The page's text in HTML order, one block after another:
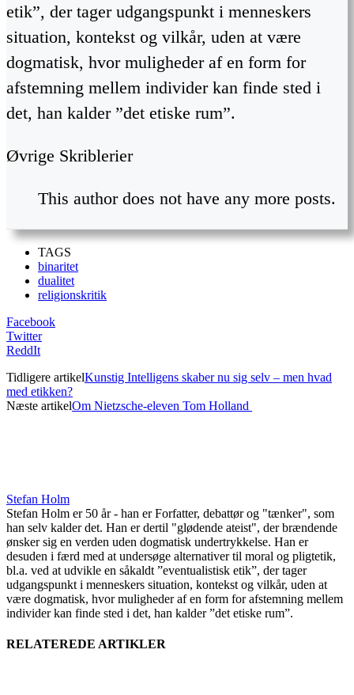
etik”, der tager udgangspunkt i menneskers
situation, kontekst og vilkår, uden at være
dogmatisk, hvor muligheder af en form for
afstemning mellem individer kan finde sted i
det, han kalder ”det etiske rum”.
Øvrige Skriblerier
This author does not have any more posts.
TAGS
binaritet
dualitet
religionskritik
Facebook
Twitter
ReddIt
Tidligere artikelKunstig Intelligens skaber nu sig selv – men hvad
med etikken?
Næste artikelOm Nietzsche-eleven Tom Holland
Stefan Holm
Stefan Holm er 50 år - han er Forfatter, debattør og "tænker", som
han selv kalder det. Han er dertil "glødende ateist", der brændende
ønsker sig en verden uden dogmatisk undertrykkelse. Han er
desuden i færd med at undersøge alternativer til moral og pligtetik,
bl.a. ved at udvikle en såkaldt ”eventualistisk etik”, der tager
udgangspunkt i menneskers situation, kontekst og vilkår, uden at
være dogmatisk, hvor muligheder af en form for afstemning mellem
individer kan finde sted i det, han kalder ”det etiske rum”.
RELATEREDE ARTIKLER